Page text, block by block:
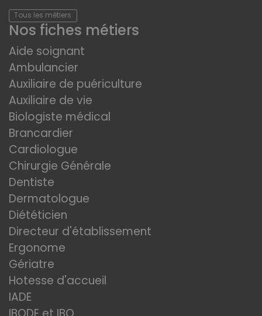
Tous les métiers
Nos fiches métiers
Aide soignant
Ambulancier
Auxiliaire de puériculture
Auxiliaire de vie
Biologiste médical
Brancardier
Cardiologue
Chirurgie Générale
Dentiste
Dermatologue
Diététicien
Directeur d'établissement
Ergonome
Gériatre
Hotesse d'accueil
IADE